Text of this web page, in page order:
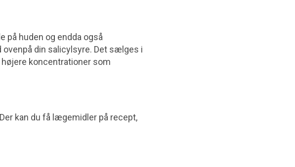
på huden og endda også
ovenpå din salicylsyre. Det sælges i
koncentrationer som
kan du få lægemidler på recept,